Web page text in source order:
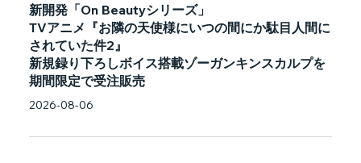
新開発「On Beautyシリーズ」
TVアニメ『お隣の天使様にいつの間にか駄目人間に
されていた件2』
新規録り下ろしボイス搭載ゾーガンキンスカルプを
期間限定で受注販売
2026-08-06